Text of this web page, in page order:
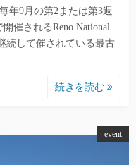
年9月の第2または第3週
催されるReno National
続して催されている最古
続きを読む
event